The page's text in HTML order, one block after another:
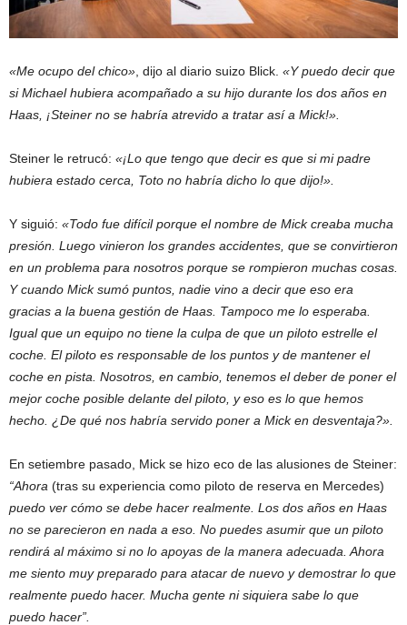
«Me ocupo del chico» , dijo al diario suizo Blick. «Y puedo decir que
si Michael hubiera acompañado a su hijo durante los dos años en
Haas, ¡Steiner no se habría atrevido a tratar así a Mick!».
Steiner le retrucó: «¡Lo que tengo que decir es que si mi padre
hubiera estado cerca, Toto no habría dicho lo que dijo!».
Y siguió: «Todo fue difícil porque el nombre de Mick creaba mucha
presión. Luego vinieron los grandes accidentes, que se convirtieron
en un problema para nosotros porque se rompieron muchas cosas.
Y cuando Mick sumó puntos, nadie vino a decir que eso era
gracias a la buena gestión de Haas. Tampoco me lo esperaba.
Igual que un equipo no tiene la culpa de que un piloto estrelle el
coche. El piloto es responsable de los puntos y de mantener el
coche en pista. Nosotros, en cambio, tenemos el deber de poner el
mejor coche posible delante del piloto, y eso es lo que hemos
hecho. ¿De qué nos habría servido poner a Mick en desventaja?».
En setiembre pasado, Mick se hizo eco de las alusiones de Steiner:
“Ahora (tras su experiencia como piloto de reserva en Mercedes)
puedo ver cómo se debe hacer realmente. Los dos años en Haas
no se parecieron en nada a eso. No puedes asumir que un piloto
rendirá al máximo si no lo apoyas de la manera adecuada. Ahora
me siento muy preparado para atacar de nuevo y demostrar lo que
realmente puedo hacer. Mucha gente ni siquiera sabe lo que
puedo hacer”.